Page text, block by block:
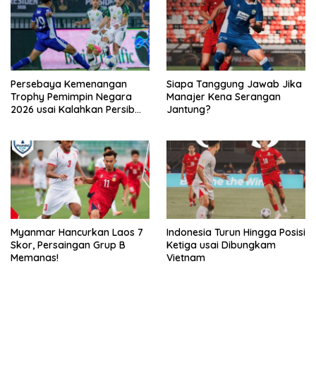
Persebaya Kemenangan
Trophy Pemimpin Negara
2026 usai Kalahkan Persib
Siapa Tanggung Jawab Jika
Manajer Kena Serangan
Jantung?
Myanmar Hancurkan Laos 7
Skor, Persaingan Grup B
Memanas!
Indonesia Turun Hingga Posisi
Ketiga usai Dibungkam
Vietnam